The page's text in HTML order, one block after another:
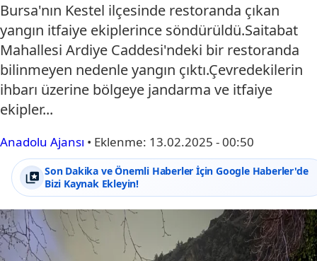
Bursa'nın Kestel ilçesinde restoranda çıkan
yangın itfaiye ekiplerince söndürüldü.Saitabat
Mahallesi Ardiye Caddesi'ndeki bir restoranda
bilinmeyen nedenle yangın çıktı.Çevredekilerin
ihbarı üzerine bölgeye jandarma ve itfaiye
ekipler...
Anadolu Ajansı • Eklenme: 13.02.2025 - 00:50
Son Dakika ve Önemli Haberler İçin Google Haberler'de
Bizi Kaynak Ekleyin!